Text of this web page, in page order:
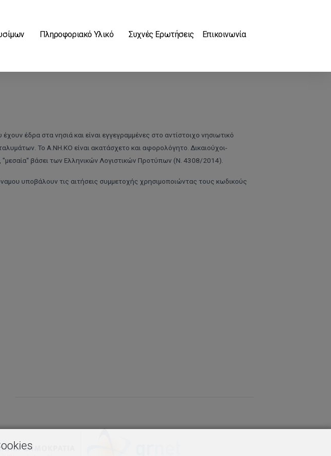
Πληροφοριακό Υλικό Συχνές Ερωτήσεις Επικοινωνία
έδρα στα νησιά και είναι εγγεγραμμένες στο αντίστοιχο νησιωτικό
Το Α.ΝΗ.ΚΟ είναι ακατάσχετο και αφορολόγητο. Δικαιούχοι-
"μεσαία" βάσει των Ελληνικών Λογιστικών Προτύπων (Ν. 4308/2014).
υποβάλουν τις αιτήσεις συμμετοχής χρησιμοποιώντας τους κωδικούς